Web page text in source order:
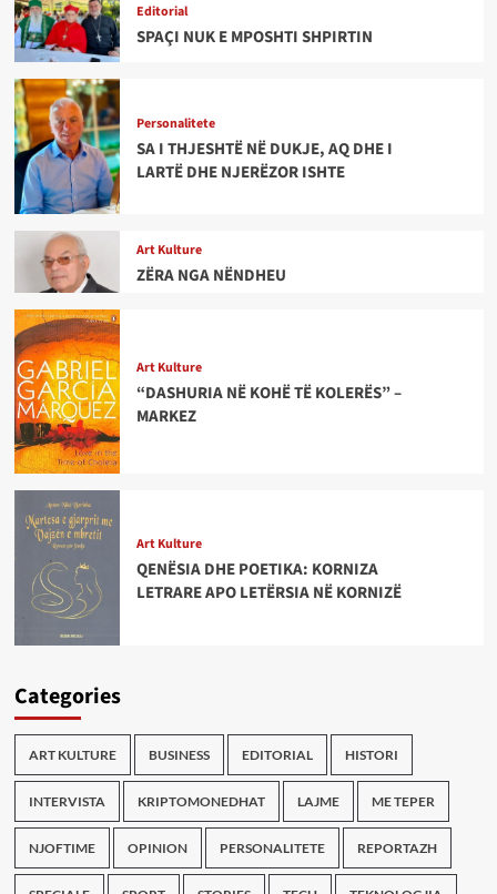
Editorial
SPAÇI NUK E MPOSHTI SHPIRTIN
Personalitete
SA I THJESHTË NË DUKJE, AQ DHE I
LARTË DHE NJERËZOR ISHTE
Art Kulture
ZËRA NGA NËNDHEU
Art Kulture
“DASHURIA NË KOHË TË KOLERËS” –
MARKEZ
Art Kulture
QENËSIA DHE POETIKA: KORNIZA
LETRARE APO LETËRSIA NË KORNIZË
Categories
ART KULTURE BUSINESS EDITORIAL HISTORI
INTERVISTA KRIPTOMONEDHAT LAJME ME TEPER
NJOFTIME OPINION PERSONALITETE REPORTAZH